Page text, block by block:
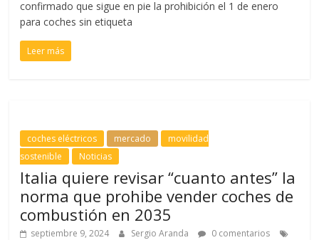
confirmado que sigue en pie la prohibición el 1 de enero
para coches sin etiqueta
Leer más
coches eléctricos mercado
movilidad
sostenible
Noticias
Italia quiere revisar “cuanto antes” la
norma que prohibe vender coches de
combustión en 2035
septiembre 9, 2024 Sergio Aranda
0 comentarios